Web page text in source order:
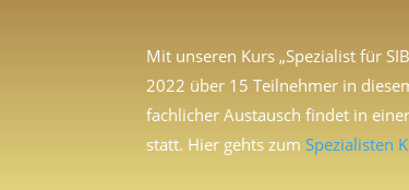
Mit unseren Kurs „Spezialist für
2022 über 15 Teilnehmer in
fachlicher Austausch findet in
statt. Hier gehts zumSpezialisten